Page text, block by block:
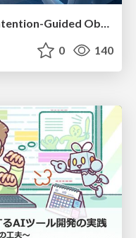
[MIRU26] Open-Vocabulary Intention-Guided Object Detection in Diverse Scenes
0 140